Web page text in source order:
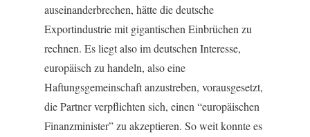
auseinanderbrechen, hätte die deutsche
Exportindustrie mit gigantischen Einbrüchen zu
rechnen. Es liegt also im deutschen Interesse,
europäisch zu handeln, also eine
Haftungsgemeinschaft anzustreben, vorausgesetzt,
die Partner verpflichten sich, einen “europäischen
Finanzminister” zu akzeptieren. So weit konnte es